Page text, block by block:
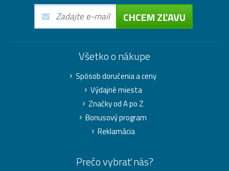
CHCEM ZĽAVU
Všetko o nákupe
Spôsob doručenia a ceny
Výdajné miesta
Značky od A po Z
Bonusový program
Reklamácia
Prečo vybrať nás?